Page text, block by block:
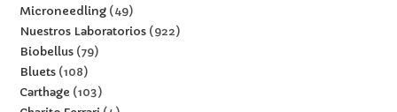
Microneedling 49
Nuestros Laboratorios 922
Biobellus 79
Bluets 108
Carthage
103